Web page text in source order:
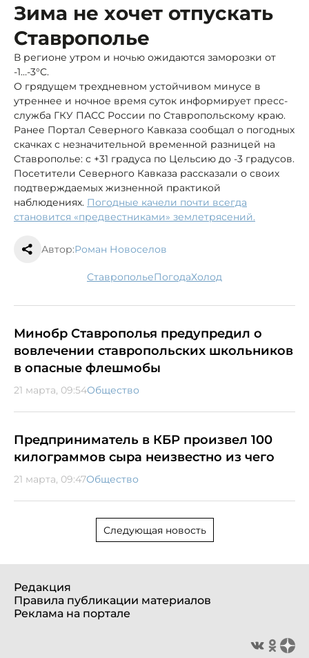
Зима не хочет отпускать
Ставрополье
В регионе утром и ночью ожидаются заморозки от
-1…-3°C.
О грядущем трехдневном устойчивом минусе в
утреннее и ночное время суток информирует пресс-
служба ГКУ ПАСС России по Ставропольскому краю.
Ранее Портал Северного Кавказа сообщал о погодных
скачках с незначительной временной разницей на
Ставрополье: с +31 градуса по Цельсию до -3 градусов.
Посетители Северного Кавказа рассказали о своих
подтверждаемых жизненной практикой
наблюдениях. Погодные качели почти всегда
становится «предвестниками» землетрясений.
Автор:Роман Новоселов
Ставрополье погода холод
Минобр Ставрополья предупредил о
вовлечении ставропольских школьников
в опасные флешмобы
21 марта, 09:54Общество
Предприниматель в КБР произвел 100
килограммов сыра неизвестно из чего
21 марта, 09:47Общество
Следующая новость
Редакция
Правила публикации материалов
Реклама на портале